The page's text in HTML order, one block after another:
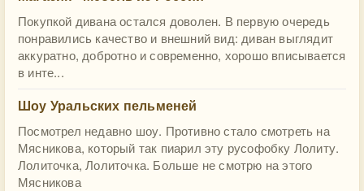
Покупкой дивана остался доволен. В первую очередь
понравились качество и внешний вид: диван выглядит
аккуратно, добротно и современно, хорошо вписывается
в инте...
Шоу Уральских пельменей
Посмотрел недавно шоу. Противно стало смотреть на
Мясникова, который так пиарил эту русофобку Лолиту.
Лолиточка, Лолиточка. Больше не смотрю на этого
Мясникова